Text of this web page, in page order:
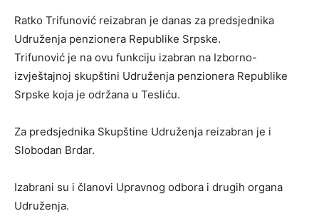
Ratko Trifunović reizabran je danas za predsjednika
Udruženja penzionera Republike Srpske.
Trifunović je na ovu funkciju izabran na Izborno-
izvještajnoj skupštini Udruženja penzionera Republike
Srpske koja je održana u Tesliću.
Za predsjednika Skupštine Udruženja reizabran je i
Slobodan Brdar.
Izabrani su i članovi Upravnog odbora i drugih organa
Udruženja.